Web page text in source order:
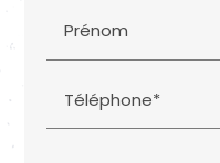
Prénom
Téléphone*